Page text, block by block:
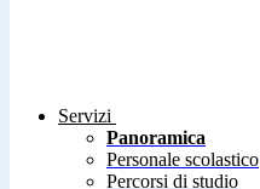
Servizi
Panoramica
Personale scolastico
Percorsi di studio